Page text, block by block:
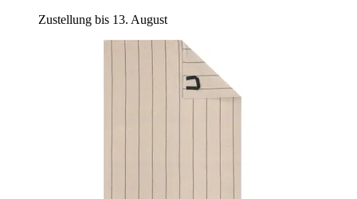
Zustellung bis 13. August